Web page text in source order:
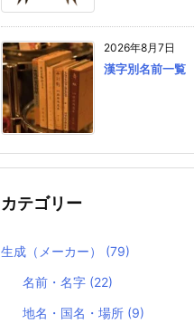
2026年8月7日
漢字別名前一覧
カテゴリー
生成（メーカー） (79)
名前・名字 (22)
地名・国名・場所 (9)